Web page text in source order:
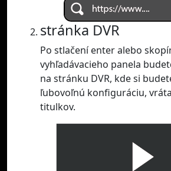
stránka DVR
Po stlačení enter alebo
vyhľadávacieho panela
na stránku DVR, kde si
ľubovoľnú konfiguráciu,
titulkov.